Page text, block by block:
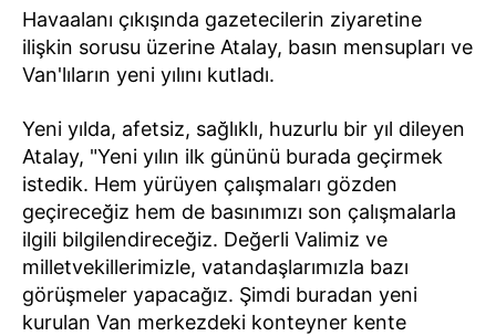
Havaalanı çıkışında gazetecilerin ziyaretine
ilişkin sorusu üzerine Atalay, basın mensupları ve
Van'lıların yeni yılını kutladı.
Yeni yılda, afetsiz, sağlıklı, huzurlu bir yıl dileyen
Atalay, "Yeni yılın ilk gününü burada geçirmek
istedik. Hem yürüyen çalışmaları gözden
geçireceğiz hem de basınımızı son çalışmalarla
ilgili bilgilendireceğiz. Değerli Valimiz ve
milletvekillerimizle, vatandaşlarımızla bazı
görüşmeler yapacağız. Şimdi buradan yeni
kurulan Van merkezdeki konteyner kente